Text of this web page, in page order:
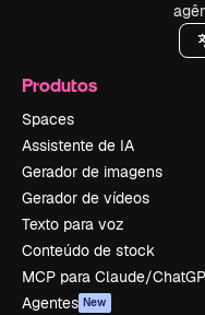
Produtos
Spaces
Assistente de IA
Gerador de imagens
Gerador de vídeos
Texto para voz
Conteúdo de stock
MCP para Claude/
Agentes New